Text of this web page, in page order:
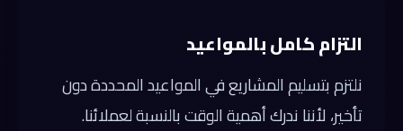
التزام كامل بالمواعيد
نلتزم بتسليم المشاريع في المواعيد المحددة دون
تأخير، لأننا ندرك أهمية الوقت بالنسبة لعملائنا.